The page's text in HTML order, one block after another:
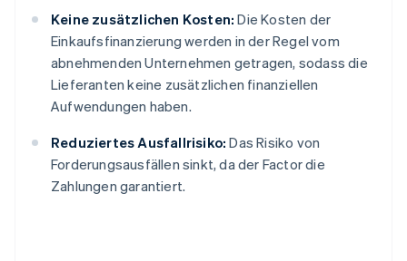
Keine zusätzlichen Kosten: Die Kosten der
Einkaufsfinanzierung werden in der Regel vom
abnehmenden Unternehmen getragen, sodass die
Lieferanten keine zusätzlichen finanziellen
Aufwendungen haben.
Reduziertes Ausfallrisiko: Das Risiko von
Forderungsausfällen sinkt, da der Factor die
Zahlungen garantiert.